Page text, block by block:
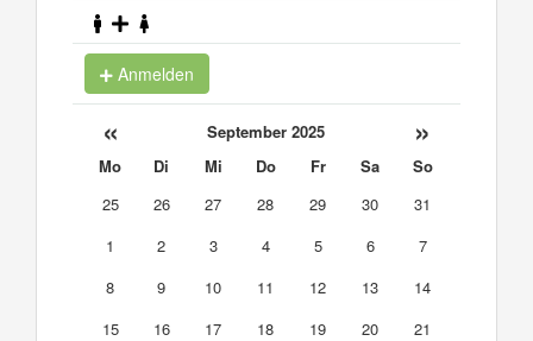
Anmelden
« September 2025 »
Mo Di Mi Do Fr Sa
So
25
26 27 28 29 30
31
1
2 3 4 5 6
7
8
9 10 11 12 13
14
15
16 17 18 19 20
21